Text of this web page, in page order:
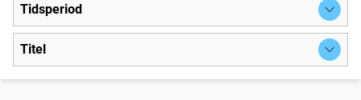
Tidsperiod
Titel